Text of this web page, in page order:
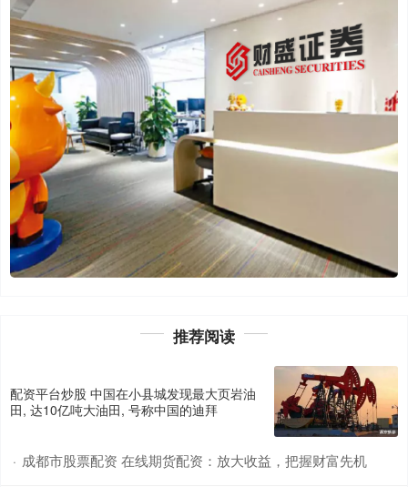
推荐阅读
配资平台炒股 中国在小县城发现最大页岩油
田, 达10亿吨大油田, 号称中国的迪拜
· 成都市股票配资 在线期货配资：放大收益，把握财富先机